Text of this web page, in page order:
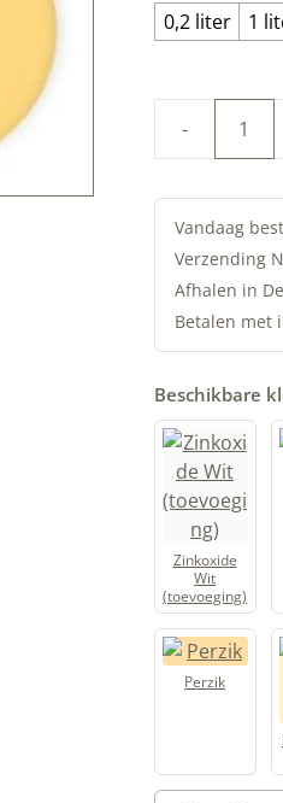
0,2 liter
1
Lijnolieverf
Limburgs
Geel
Allbäck
Vandaag
Verzending
Afhalen in
Betalen met
Beschikbare
Zinkoxide
Wit
(toevoeging)
Perzik